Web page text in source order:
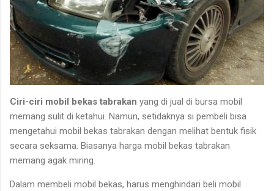
Ciri-ciri mobil bekas tabrakan yang di jual di bursa mobil
memang sulit di ketahui. Namun, setidaknya si pembeli bisa
mengetahui mobil bekas tabrakan dengan melihat bentuk fisik
secara seksama. Biasanya harga mobil bekas tabrakan
memang agak miring.
Dalam membeli mobil bekas, harus menghindari beli mobil